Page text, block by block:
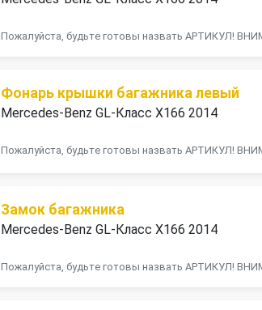
Пожалуйста, будьте готовы назвать АРТИКУЛ!
Фонарь крышки багажника левый
Mercedes-Benz GL-Класс X166 2014
Пожалуйста, будьте готовы назвать АРТИКУЛ!
Замок багажника
Mercedes-Benz GL-Класс X166 2014
Пожалуйста, будьте готовы назвать АРТИКУЛ!